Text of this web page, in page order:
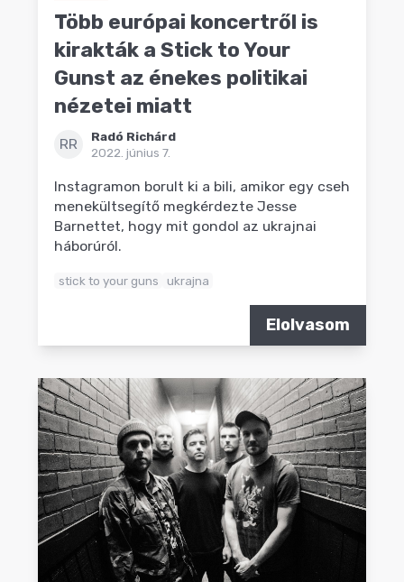
Több európai koncertről is
kirakták a Stick to Your
Gunst az énekes politikai
nézetei miatt
RR
Radó Richárd
2022. június 7.
Instagramon borult ki a bili, amikor egy cseh
menekültsegítő megkérdezte Jesse
Barnettet, hogy mit gondol az ukrajnai
háborúról.
stick to your guns ukrajna
Elolvasom